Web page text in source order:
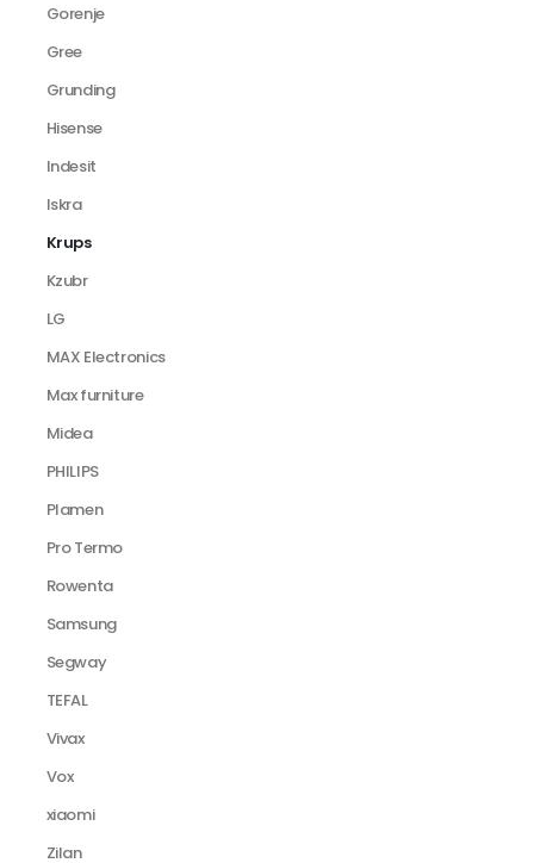
Gorenje
Gree
Grunding
Hisense
Indesit
Iskra
Krups
Kzubr
LG
MAX Electronics
Max furniture
Midea
PHILIPS
Plamen
Pro Termo
Rowenta
Samsung
Segway
TEFAL
Vivax
Vox
xiaomi
Zilan